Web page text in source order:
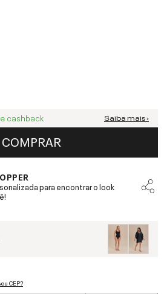
cashback Saiba mais ›
COMPRAR
para encontrar o look
CEP?